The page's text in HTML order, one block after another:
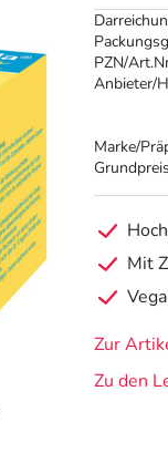
PZN/
Anbieter/
Marke/
Mit
Zur
Zu den